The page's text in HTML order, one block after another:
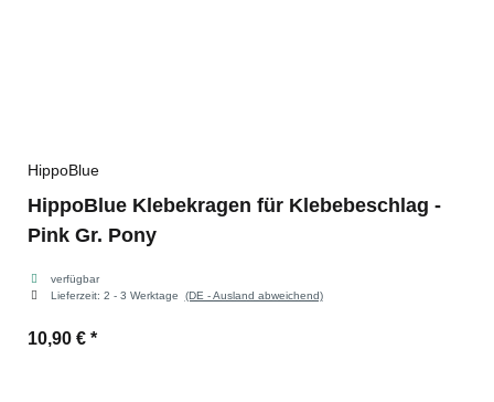
HippoBlue
HippoBlue Klebekragen für Klebebeschlag -
Pink Gr. Pony
verfügbar
Lieferzeit: 2 - 3 Werktage (DE - Ausland abweichend)
10,90 € *